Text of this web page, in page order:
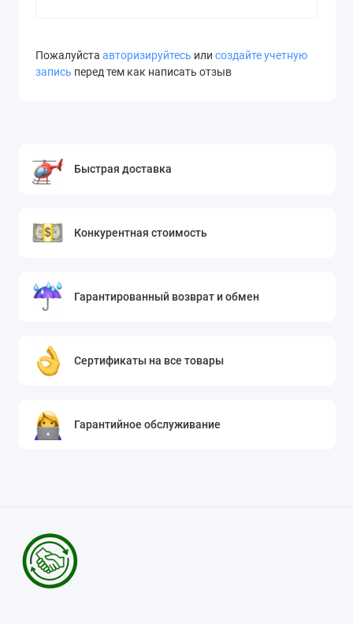
Пожалуйста авторизируйтесь или создайте учетную
запись перед тем как написать отзыв
Быстрая доставка
Конкурентная стоимость
Гарантированный возврат и обмен
Сертификаты на все товары
Гарантийное обслуживание